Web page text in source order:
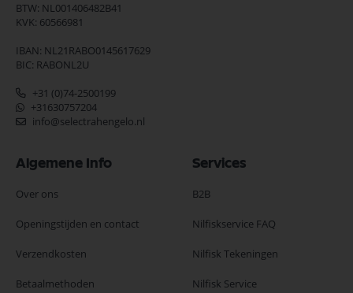
BTW: NL001406482B41
KVK: 60566981
IBAN: NL21RABO0145617629
BIC: RABONL2U
+31 (0)74-2500199
+31630757204
info@selectrahengelo.nl
Algemene Info
Over ons
Openingstijden en contact
Verzendkosten
Betaalmethoden
Services
B2B
Nilfiskservice FAQ
Nilfisk Tekeningen
Nilfisk Service